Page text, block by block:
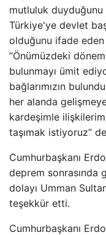
mutluluk duyduğunu
Türkiye'ye devlet
olduğunu ifade
“Önümüzdeki
bulunmayı ümit
bağlarımızın
her alanda
kardeşimle
taşımak istiyoruz”
Cumhurbaşkanı
deprem sonrasında
dolayı Umman
teşekkür etti.
Cumhurbaşkanı